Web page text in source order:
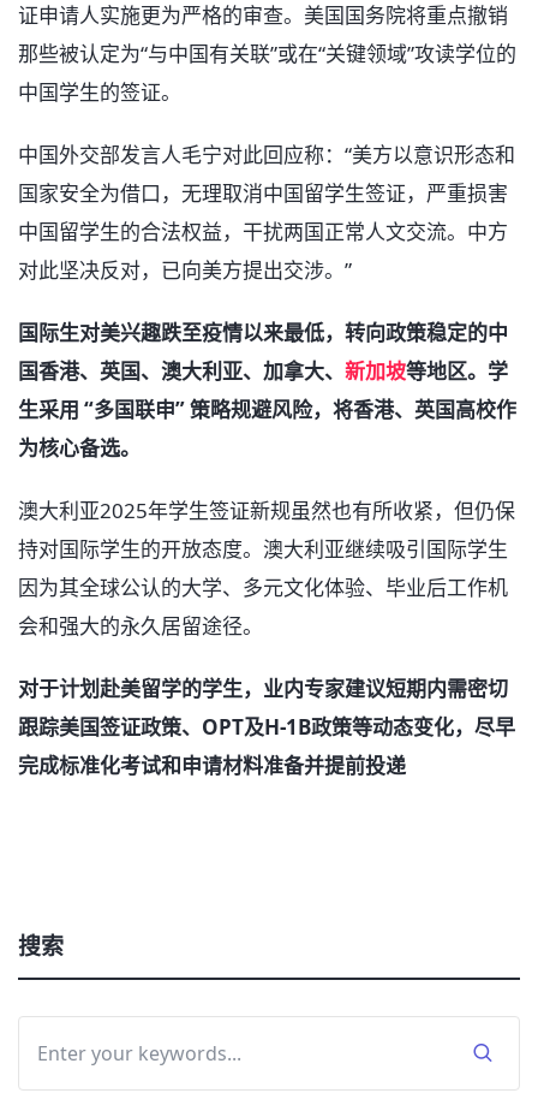
证申请人实施更为严格的审查。美国国务院将重点撤销
那些被认定为“与中国有关联”或在“关键领域”攻读学位的
中国学生的签证。
中国外交部发言人毛宁对此回应称：“美方以意识形态和
国家安全为借口，无理取消中国留学生签证，严重损害
中国留学生的合法权益，干扰两国正常人文交流。中方
对此坚决反对，已向美方提出交涉。”
国际生对美兴趣跌至疫情以来最低，转向政策稳定的中
国香港、英国、澳大利亚、加拿大、 新加坡等地区。学
生采用 “多国联申” 策略规避风险，将香港、英国高校作
为核心备选。
澳大利亚2025年学生签证新规虽然也有所收紧，但仍保
持对国际学生的开放态度。澳大利亚继续吸引国际学生
因为其全球公认的大学、多元文化体验、毕业后工作机
会和强大的永久居留途径。
对于计划赴美留学的学生，业内专家建议短期内需密切
跟踪美国签证政策、OPT及H-1B政策等动态变化，尽早
完成标准化考试和申请材料准备并提前投递
搜索